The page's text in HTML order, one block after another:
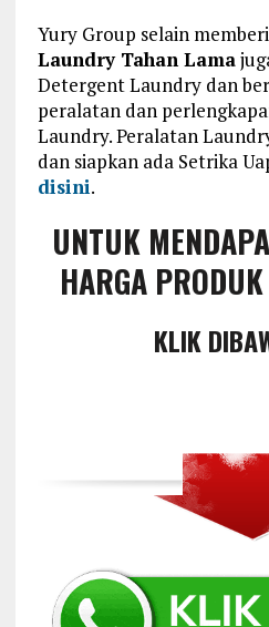
Yury Group selain
Laundry Tahan Lama
Detergent Laundry dan
peralatan dan
Laundry. Peralatan
dan siapkan ada Setrika
disini.
UNTUK
HARGA
KLIK